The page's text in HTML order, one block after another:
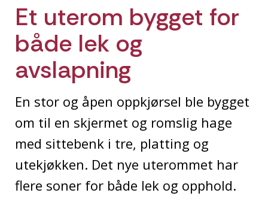
Et uterom bygget for
både lek og
avslapning
En stor og åpen oppkjørsel ble bygget
om til en skjermet og romslig hage
med sittebenk i tre, platting og
utekjøkken. Det nye uterommet har
flere soner for både lek og opphold.